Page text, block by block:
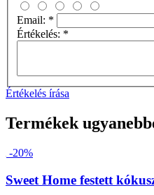
Email: *
Értékelés: *
Értékelés írása
Termékek
-20%
Sweet Home festett